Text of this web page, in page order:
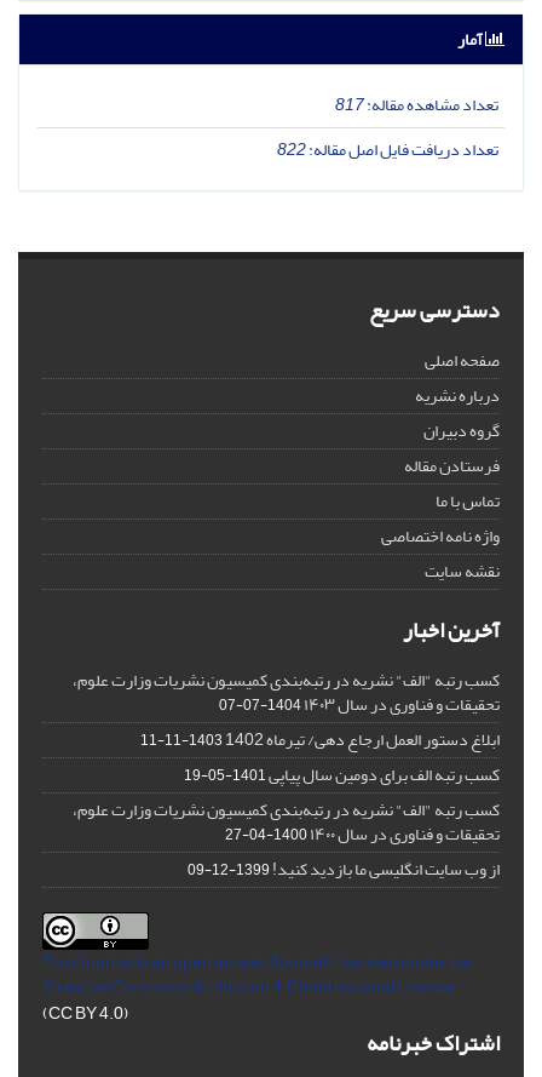
آمار
تعداد مشاهده مقاله:817
تعداد دریافت فایل اصل مقاله:822
دسترسی سریع
صفحه اصلی
درباره نشریه
گروه دبیران
فرستادن مقاله
تماس با ما
واژه نامه اختصاصی
نقشه سایت
آخرین اخبار
کسب رتبه "الف" نشریه در رتبه‌بندی کمیسیون نشریات وزارت علوم،
تحقیقات و فناوری در سال ۱۴۰۳ 1404-07-07
ابلاغ دستور العمل ارجاع دهی/ تیرماه 1402 1403-11-11
کسب رتبه الف برای دومین سال پیاپی1401-05-19
کسب رتبه "الف" نشریه در رتبه‌بندی کمیسیون نشریات وزارت علوم،
تحقیقات و فناوری در سال ۱۴۰۰ 1400-04-27
از وب سایت انگلیسی ما بازدید کنید!1399-12-09
This Journal is an open access Journal Licensedunder the
Creative Commons Attribution 4.0 International License
(CC BY 4.0)
اشتراک خبرنامه